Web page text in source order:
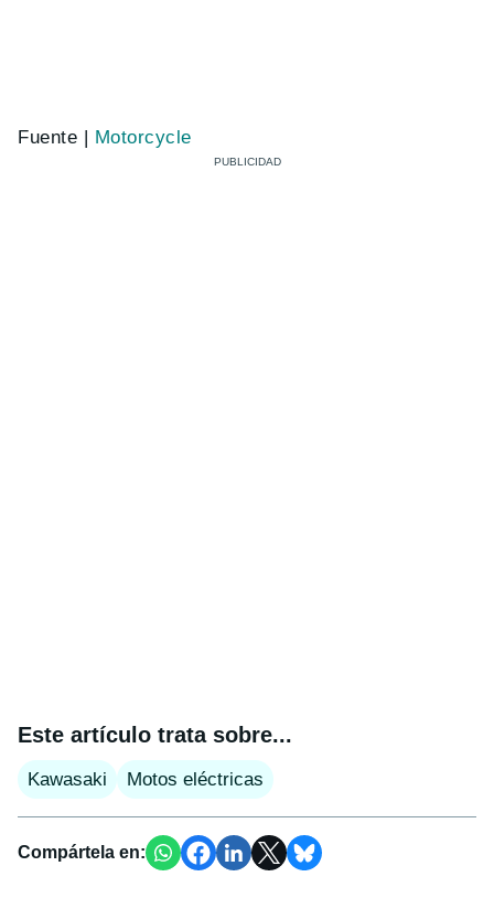
Fuente | Motorcycle
Este artículo trata sobre...
Kawasaki Motos eléctricas
Compártela en: